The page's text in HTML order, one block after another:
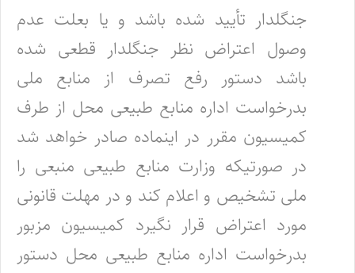
جنگلدار تأیید شده باشد و یا بعلت عدم
وصول اعتراض نظر جنگلدار قطعی ‌شده
باشد دستور رفع تصرف از منابع ملی
بدرخواست اداره منابع طبیعی محل از طرف
کمیسیون مقرر در اینماده صادر خواهد شد
در صورتیکه ‌وزارت منابع طبیعی منبعی را
ملی تشخیص و اعلام کند و در مهلت قانونی
مورد اعتراض قرار نگیرد کمیسیون مزبور
بدرخواست اداره منابع طبیعی ‌محل دستور